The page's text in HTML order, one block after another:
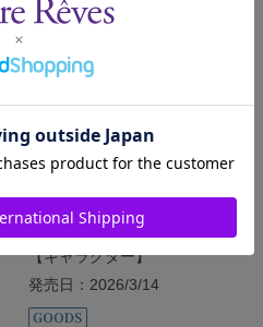
レザー調コンパクトメジャー
【キャラクター】
発売日：2026/3/14